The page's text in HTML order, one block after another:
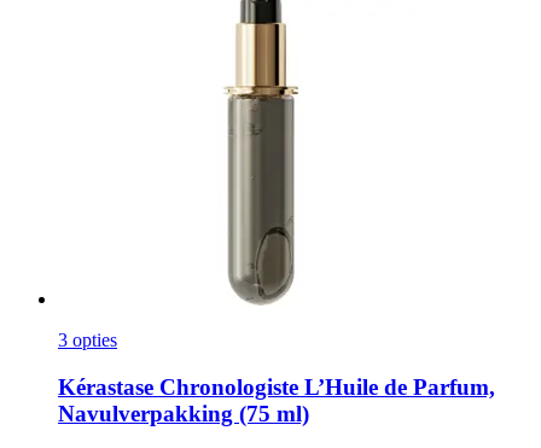
3 opties
Kérastase Chronologiste L’Huile de Parfum,
Navulverpakking (75 ml)